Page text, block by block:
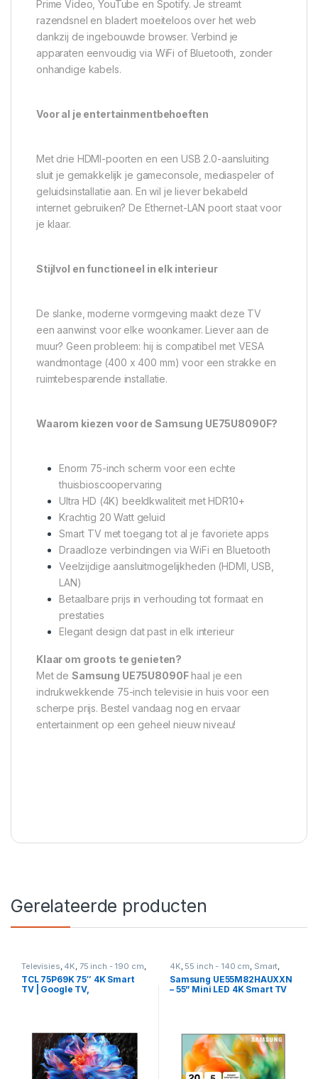
Prime Video, YouTube en Spotify. Je streamt
razendsnel en bladert moeiteloos over het web
dankzij de ingebouwde browser. Verbind je
apparaten eenvoudig via WiFi of Bluetooth, zonder
onhandige kabels.
Voor al je entertainmentbehoeften
Met drie HDMI-poorten en een USB 2.0-aansluiting
sluit je gemakkelijk je gameconsole, mediaspeler of
geluidsinstallatie aan. En wil je liever bekabeld
internet gebruiken? De Ethernet-LAN poort staat voor
je klaar.
Stijlvol en functioneel in elk interieur
De slanke, moderne vormgeving maakt deze TV
een aanwinst voor elke woonkamer. Liever aan de
muur? Geen probleem: hij is compatibel met VESA
wandmontage (400 x 400 mm) voor een strakke en
ruimtebesparende installatie.
Waarom kiezen voor de Samsung UE75U8090F?
Enorm 75-inch scherm voor een echte
thuisbioscoopervaring
Ultra HD (4K) beeldkwaliteit met HDR10+
Krachtig 20 Watt geluid
Smart TV met toegang tot al je favoriete apps
Draadloze verbindingen via WiFi en Bluetooth
Veelzijdige aansluitmogelijkheden (HDMI, USB,
LAN)
Betaalbare prijs in verhouding tot formaat en
prestaties
Elegant design dat past in elk interieur
Klaar om groots te genieten?
Met deSamsung UE75U8090Fhaal je een
indrukwekkende 75-inch televisie in huis voor een
scherpe prijs. Bestel vandaag nog en ervaar
entertainment op een geheel nieuw niveau!
Gerelateerde producten
Televisies, 4K, 75 inch - 190 cm,
Smart
TCL 75P69K 75″ 4K Smart
TV | Google TV,
4K, 55 inch - 140 cm, Smart,
Televisies
Samsung UE55M82HAUXXN
– 55” Mini LED 4K Smart TV